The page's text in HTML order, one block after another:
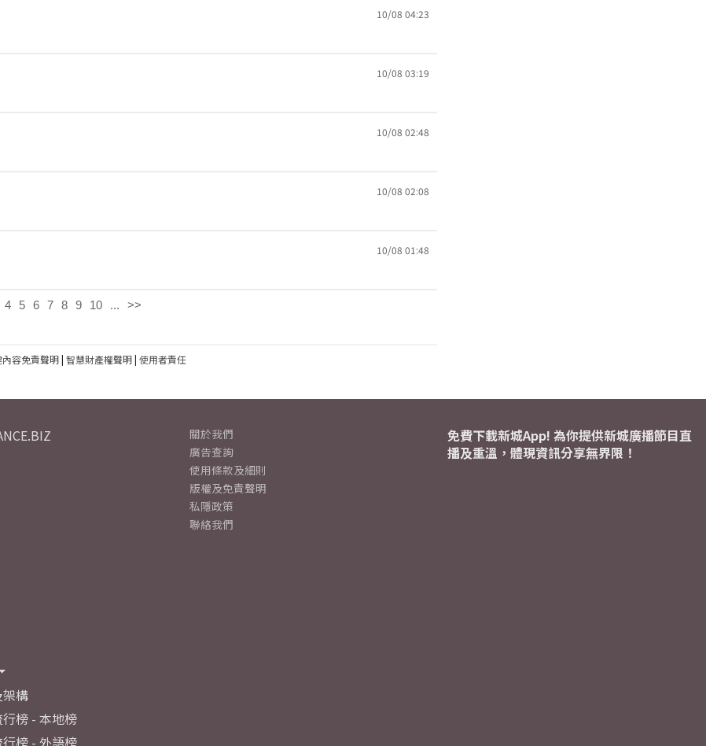
10/08 04:23
10/08 03:19
10/08 02:48
10/08 02:08
10/08 01:48
4 5 6 7 8 9 10 ... >>
容免責聲明| 智慧財產權聲明| 使用者責任
構
榜 - 本地榜
榜 - 外語榜
關於我們
廣告查詢
使用條款及細則
版權及免責聲明
私隱政策
聯絡我們
免費下載新城App! 為你提供新城廣播節目直
播及重溫，體現資訊分享無界限！